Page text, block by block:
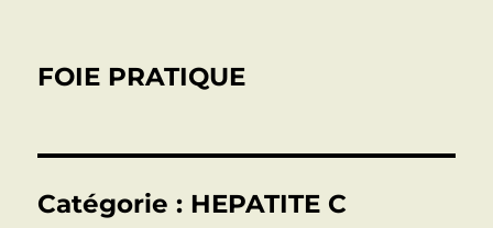
FOIE PRATIQUE
Catégorie : HEPATITE C